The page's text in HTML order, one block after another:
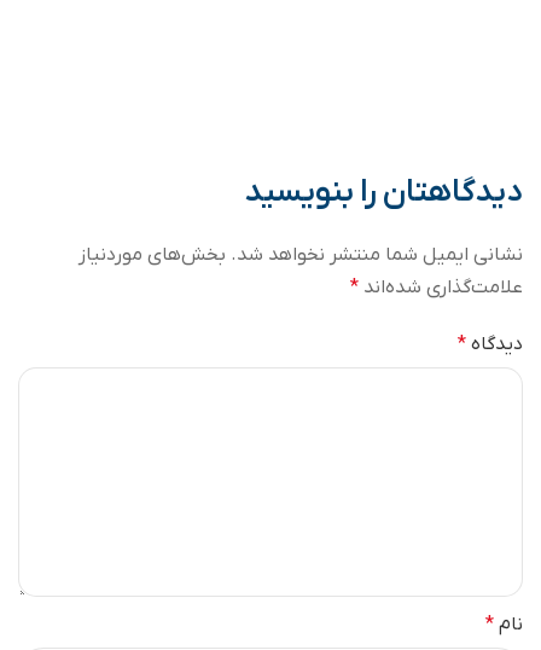
دیدگاهتان را بنویسید
نشانی ایمیل شما منتشر نخواهد شد. بخش‌های موردنیاز
علامت‌گذاری شده‌اند *
دیدگاه *
نام *